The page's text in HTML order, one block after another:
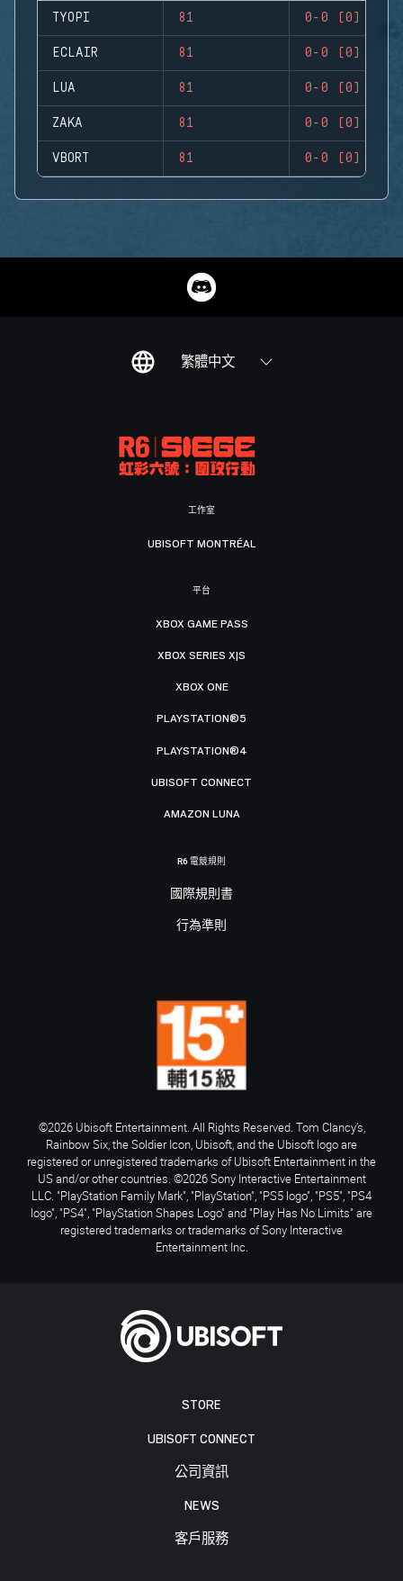
TYOPI 81 0-0 (0)
ECLAIR 81 0-0 (0)
LUA 81 0-0 (0)
ZAKA 81 0-0 (0)
VBORT 81 0-0 (0)
繁體中文
STORE
UBISOFT CONNECT
公司資訊
NEWS
客戶服務
工作室
UBISOFT MONTRÉAL
平台
XBOX GAME PASS
XBOX SERIES X|S
XBOX ONE
PLAYSTATION®5
PLAYSTATION®4
UBISOFT CONNECT
AMAZON LUNA
R6 電競規則
國際規則書
行為準則
©2026 Ubisoft Entertainment. All Rights Reserved. Tom Clancy’s,
Rainbow Six, the Soldier Icon, Ubisoft, and the Ubisoft logo are
registered or unregistered trademarks of Ubisoft Entertainment in the
US and/or other countries. ©2026 Sony Interactive Entertainment
LLC. "PlayStation Family Mark", "PlayStation", "PS5 logo", "PS5", "PS4
logo", "PS4", "PlayStation Shapes Logo" and "Play Has No Limits" are
registered trademarks or trademarks of Sony Interactive
Entertainment Inc.